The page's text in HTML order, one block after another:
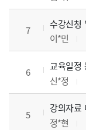
7
수강신청
이*민
6
교육일정
신*정
5
강의자료
정*현